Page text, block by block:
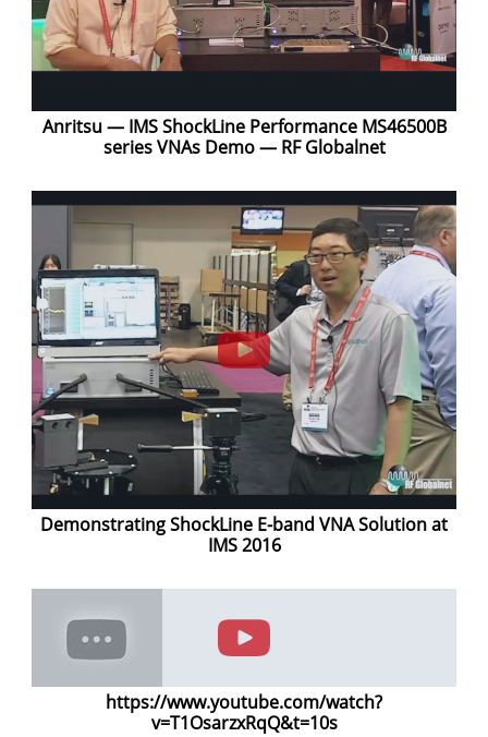
Anritsu — IMS ShockLine Performance MS46500B
series VNAs Demo — RF Globalnet
Demonstrating ShockLine E-band VNA Solution at
IMS 2016
https://www.youtube.com/watch?
v=T1OsarzxRqQ&t=10s